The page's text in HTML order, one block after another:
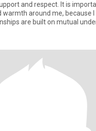
and respect. It is
around me, because I
are built on mutual